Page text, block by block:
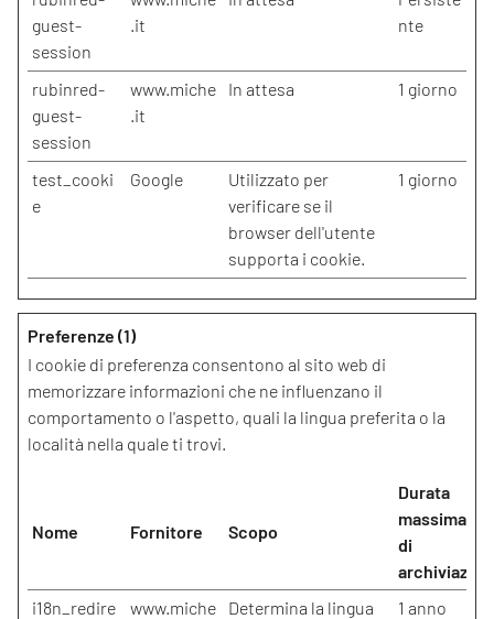
guest-
session
.it
nte
rubinred-
guest-
session
www.miche
.it
In attesa 1 giorno
test_cooki
e
Google
Utilizzato per
verificare se il
browser dell'utente
supporta i cookie.
1 giorno
Preferenze (1)
I cookie di preferenza consentono al sito web di
memorizzare informazioni che ne influenzano il
comportamento o l'aspetto, quali la lingua preferita o la
località nella quale ti trovi.
Nome Fornitore Scopo
Durata
massima
di
i18n_redire
www.miche
Determina la lingua
1 anno